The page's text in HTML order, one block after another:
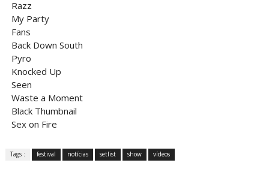
Razz
My Party
Fans
Back Down South
Pyro
Knocked Up
Seen
Waste a Moment
Black Thumbnail
Sex on Fire
Tags : festival notícias setlist show vídeos